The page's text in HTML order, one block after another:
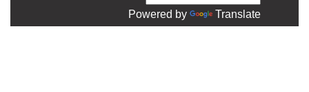
Powered by Translate